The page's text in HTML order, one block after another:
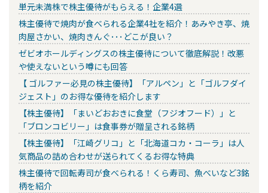
単元未満株で株主優待がもらえる！企業4選
株主優待で焼肉が食べられる企業4社を紹介！あみやき亭、焼
肉屋さかい、焼肉きんぐ･･･どこが良い？
ゼビオホールディングスの株主優待について徹底解説！改悪
や使えないという噂にも回答
【 ゴルファー必見の株主優待】「アルペン」と「ゴルフダイ
ジェスト」のお得な優待を紹介します
【株主優待】「まいどおおきに食堂（フジオフード）」と
「ブロンコビリー」は食事券が贈呈される銘柄
【株主優待】「江崎グリコ」と「北海道コカ・コーラ」は人
気商品の詰め合わせが送られてくるお得な特典
株主優待で回転寿司が食べられる！くら寿司、魚べいなど3銘
柄を紹介